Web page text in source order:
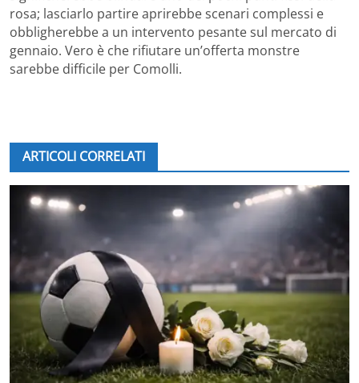
rosa; lasciarlo partire aprirebbe scenari complessi e
obbligherebbe a un intervento pesante sul mercato di
gennaio. Vero è che rifiutare un’offerta monstre
sarebbe difficile per Comolli.
ARTICOLI CORRELATI